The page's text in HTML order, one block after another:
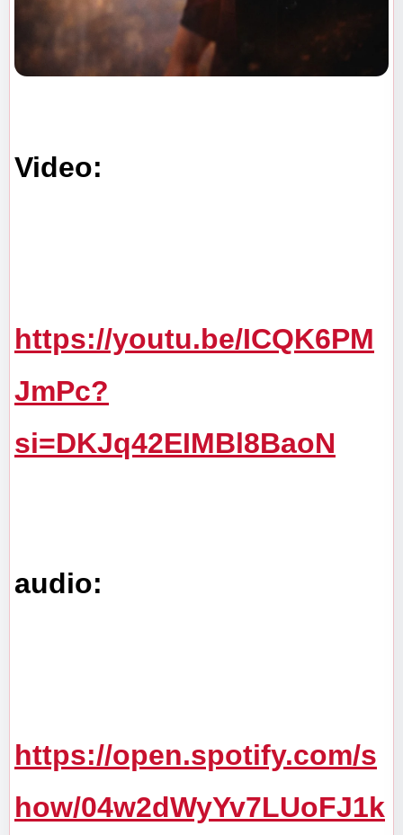
Video:
https://youtu.be/ICQK6PM
JmPc?
si=DKJq42EIMBl8BaoN
audio:
https://open.spotify.com/s
how/04w2dWyYv7LUoFJ1k